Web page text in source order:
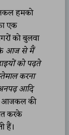
हमको
एक
को बुलवा
आज से मैं
को पढ़ते
करना
आदि
आजकल की
करके
हैं।